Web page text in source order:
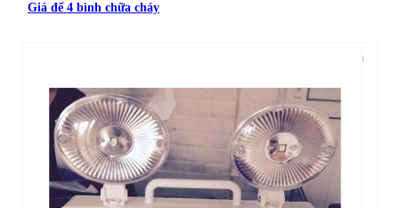
Giá để 4 bình chữa cháy